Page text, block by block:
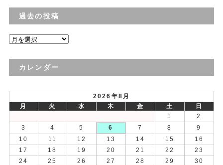
過去の投稿
過
の
カレンダー
2026年8月
月
火 水 木 金 土
日
1
2
3
4 5 6 7 8
9
10
11 12 13 14 15
16
17
18 19 20 21 22
23
24
25 26 27 28 29
30